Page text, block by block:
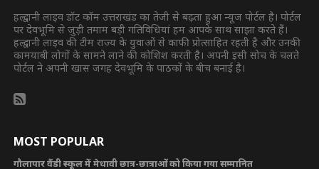
हल्द्वानी लाइव डॉट कॉम उत्तराखंड का तेजी से बढ़ता हुआ न्यूज पोर्टल है। पोर्टल
पर देवभूमि से जुड़ी तमाम बड़ी गतिविधियां हम आपके साथ साझा करते हैं।
हल्द्वानी लाइव की टीम राज्य के युवाओं से काफी प्रोत्साहित रहती है और उनकी
कामयाबी लोगों के सामने लाने की कोशिश करती है। अपनी इसी सोच के चलते
पोर्टल ने अपनी खास जगह देवभूमि के पाठकों के बीच बनाई है।
MOST POPULAR
गौलापार वैंडी स्कूल में मेधावी छात्र-छात्राओं को किया गया सम्मानित